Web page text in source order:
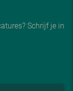
Schrijf je in